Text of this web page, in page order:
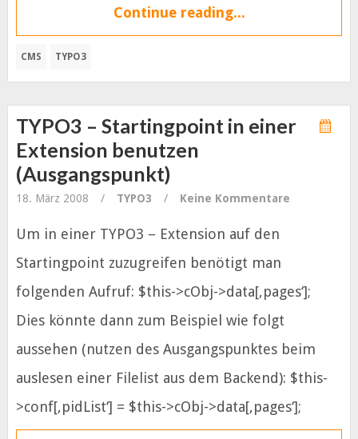
Continue reading...
CMS TYPO3
TYPO3 – Startingpoint in einer
Extension benutzen
(Ausgangspunkt)
18. März 2008 / TYPO3 / Keine Kommentare
Um in einer TYPO3 – Extension auf den
Startingpoint zuzugreifen benötigt man
folgenden Aufruf: $this->cObj->data[‚pages‘];
Dies könnte dann zum Beispiel wie folgt
aussehen (nutzen des Ausgangspunktes beim
auslesen einer Filelist aus dem Backend): $this-
>conf[‚pidList‘] = $this->cObj->data[‚pages‘];